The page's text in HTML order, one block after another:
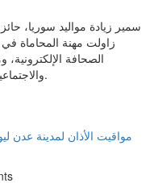
سمير زيادة مواليد سوريا،
الصحافة الإلكترونية،
والاجتماعية، ومواضيع أخرى ، والكتابة في هذا الشأن.
مواقيت الأذان لمدينة عدن ليوم الأحد 09/